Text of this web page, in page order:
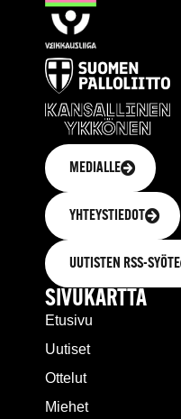
MEDIALLE
YHTEYSTIEDOT
UUTISTEN RSS-SYÖTE
SIVUKARTTA
Etusivu
Uutiset
Ottelut
Miehet